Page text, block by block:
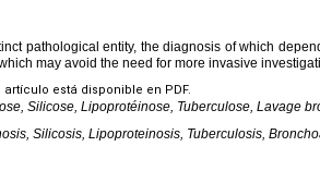
pathological entity, the diagnosis of which
may avoid the need for more invasive
está disponible en PDF.
Silicose, Lipoprotéinose, Tuberculose, Lavage
Silicosis, Lipoproteinosis, Tuberculosis,